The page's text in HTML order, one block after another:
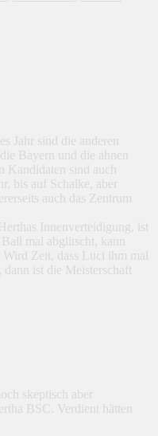
Jahr sind die anderen
Bayern und die ahnen
Kandidaten sind auch
bis auf Schalke, aber
auch das Zentrum
Innenverteidigung, ist
mal abglitscht, kann
Zeit, dass Luci ihm mal
ist die Meisterschaft
skeptisch aber
BSC. Verdient hätten